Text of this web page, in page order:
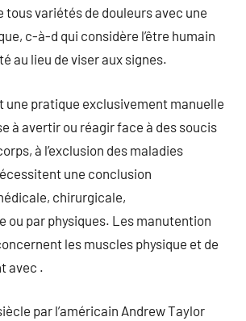
tous variétés de douleurs avec une
c-à-d qui considère l’être humain
au lieu de viser aux signes.
une pratique exclusivement manuelle
à avertir ou réagir face à des soucis
à l’exclusion des maladies
une conclusion
chirurgicale,
ou par physiques. Les manutention
les muscles physique et de
avec .
par l’américain Andrew Taylor